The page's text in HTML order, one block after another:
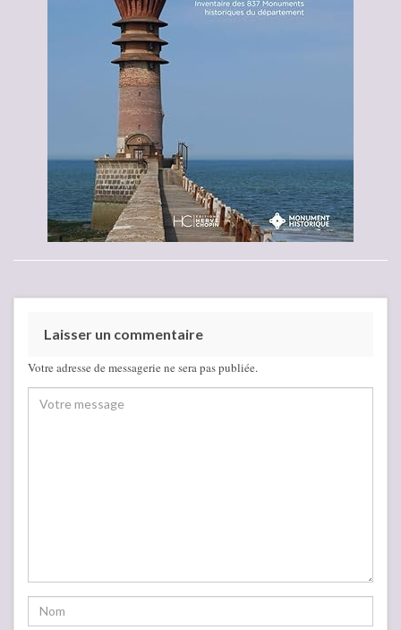
Laisser un commentaire
Votre adresse de messagerie ne sera pas publiée.